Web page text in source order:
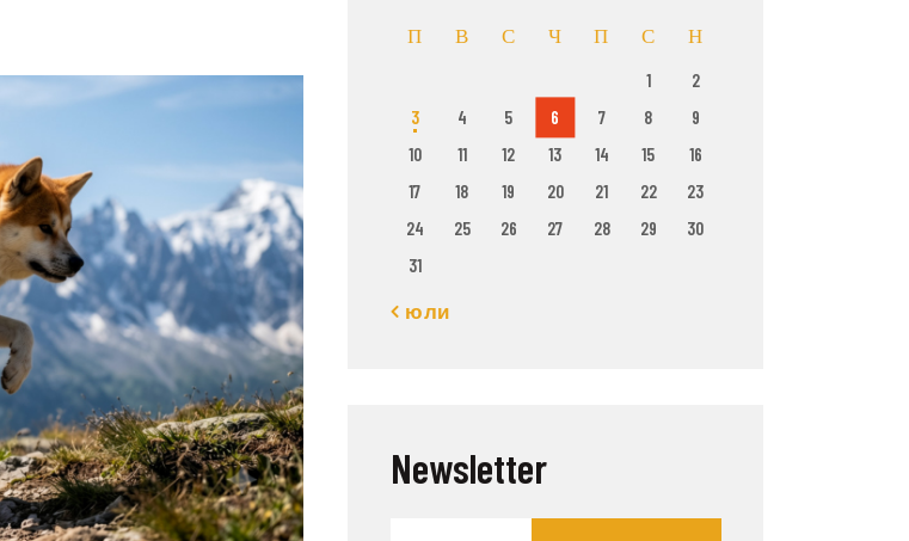
П В С Ч П С Н
1
2
3
4 5 6 7 8
9
10
11 12 13 14 15
16
17
18 19 20 21 22
23
24
25 26 27 28 29
30
31
« юли
Newsletter